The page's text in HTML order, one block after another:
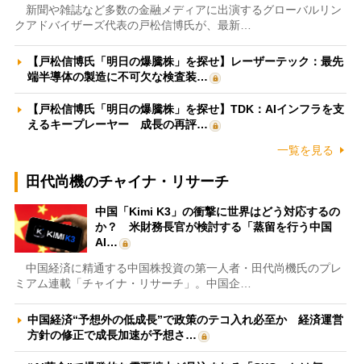
新聞や雑誌など多数の金融メディアに出演するグローバルリン
クアドバイザーズ代表の戸松信博氏が、最新…
【戸松信博氏「明日の爆騰株」を探せ】レーザーテック：最先
端半導体の製造に不可欠な検査装…
【戸松信博氏「明日の爆騰株」を探せ】TDK：AIインフラを支
えるキープレーヤー 成長の再評…
一覧を見る
田代尚機のチャイナ・リサーチ
中国「Kimi K3」の衝撃に世界はどう対応するの
か？ 米財務長官が検討する「蒸留を行う中国
AI…
中国経済に精通する中国株投資の第一人者・田代尚機氏のプレ
ミアム連載「チャイナ・リサーチ」。中国企…
中国経済“予想外の低成長”で政策のテコ入れ必至か 経済運営
方針の修正で成長加速が予想さ…